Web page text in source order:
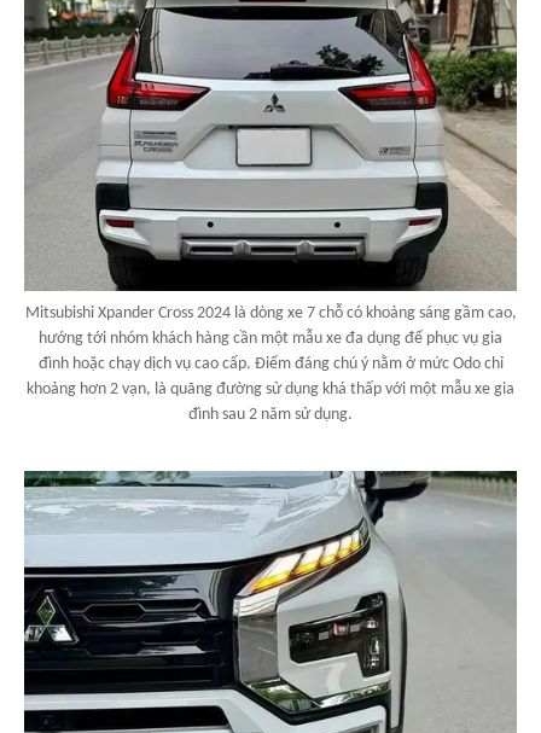
Mitsubishi Xpander Cross 2024 là dòng xe 7 chỗ có khoảng sáng gầm cao,
hướng tới nhóm khách hàng cần một mẫu xe đa dụng để phục vụ gia
đình hoặc chạy dịch vụ cao cấp. Điểm đáng chú ý nằm ở mức Odo chỉ
khoảng hơn 2 vạn, là quãng đường sử dụng khá thấp với một mẫu xe gia
đình sau 2 năm sử dụng.